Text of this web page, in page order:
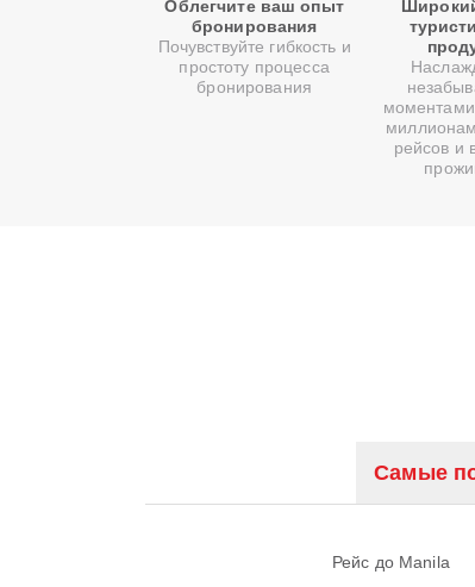
Облегчите ваш опыт
бронирования
Почувствуйте гибкость и
простоту процесса
бронирования
моментами
рейсов и
Самые
Рейс до Manila